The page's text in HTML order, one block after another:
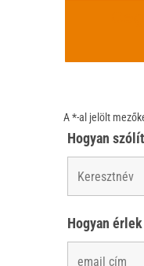
A *-al jelölt
Hogyan
Hogyan